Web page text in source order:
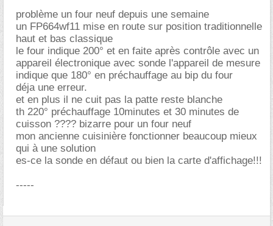
problème un four neuf depuis une semaine
un FP664wf11 mise en route sur position traditionnelle
haut et bas classique
le four indique 200° et en faite après contrôle avec un
appareil électronique avec sonde l'appareil de mesure
indique que 180° en préchauffage au bip du four
déja une erreur.
et en plus il ne cuit pas la patte reste blanche
th 220° préchauffage 10minutes et 30 minutes de
cuisson ???? bizarre pour un four neuf
mon ancienne cuisinière fonctionner beaucoup mieux
qui à une solution
es-ce la sonde en défaut ou bien la carte d'affichage!!!
-----